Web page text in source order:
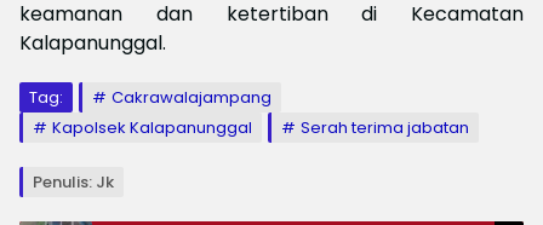
keamanan dan ketertiban di Kecamatan
Kalapanunggal.
Tag:
Cakrawalajampang
Kapolsek Kalapanunggal
Serah terima jabatan
Penulis: Jk